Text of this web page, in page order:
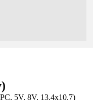
5V, 8V, 13.4x10.7)